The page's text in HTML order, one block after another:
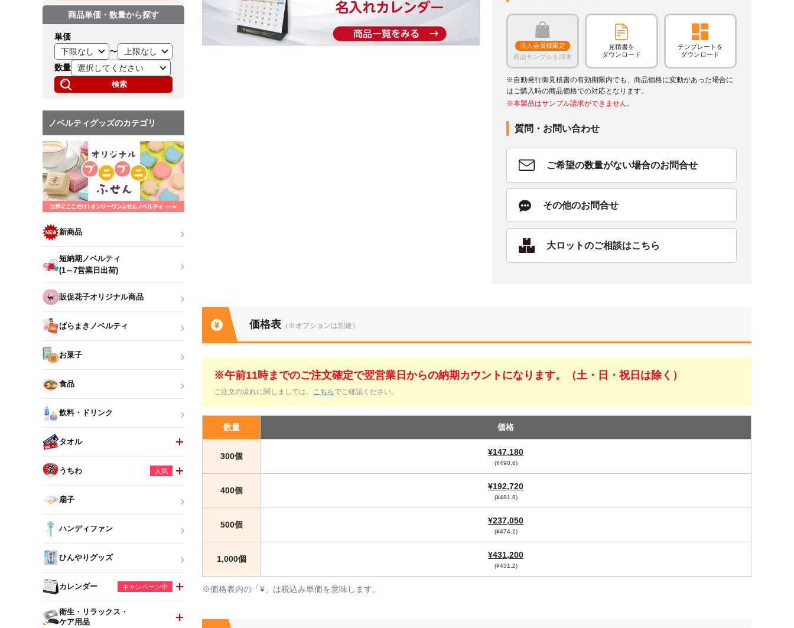
法人会員様限定
商品サンプルを請求
見積書を
ダウンロード
テンプレートを
ダウンロード
※自動発行御見積書の有効期限内でも、商品価格に変動があった場合に
はご購入時の商品価格での対応となります。
※本製品はサンプル請求ができません。
質問・お問い合わせ
ご希望の数量がない場合のお問合せ
その他のお問合せ
大ロットのご相談はこちら
価格表 （※オプションは別途）
※午前11時までのご注文確定で翌営業日からの納期カウントになります。（土・日・祝日は除く）
ご注文の流れに関しましては、 こちら でご確認ください。
数量 価格
300個 ¥147,180
(¥490.6)
400個 ¥192,720
(¥481.8)
500個 ¥237,050
(¥474.1)
1,000個 ¥431,200
(¥431.2)
※価格表内の「¥」は税込み単価を意味します。
商品単価・数量から探す
単価
〜
数量
検索
ノベルティグッズのカテゴリ
新商品
短納期ノベルティ
(1～7営業日出荷)
販促花子オリジナル商品
ばらまきノベルティ
お菓子
食品
飲料・ドリンク
タオル
うちわ 人気
扇子
ハンディファン
ひんやりグッズ
カレンダー キャンペーン中
衛生・リラックス・
ケア用品